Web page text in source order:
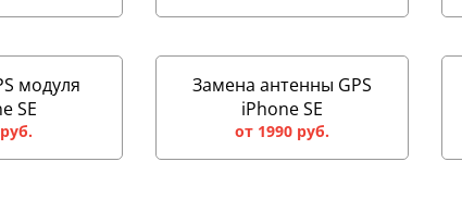
модуля
SE
Замена антенны GPS
iPhone SE
от 1990 руб.